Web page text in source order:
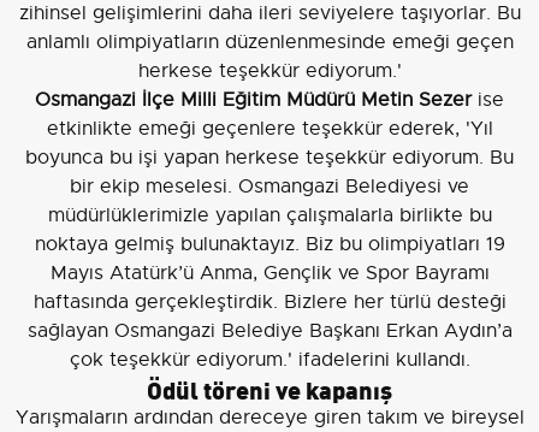
zihinsel gelişimlerini daha ileri seviyelere taşıyorlar. Bu
anlamlı olimpiyatların düzenlenmesinde emeği geçen
herkese teşekkür ediyorum.'
Osmangazi İlçe Milli Eğitim Müdürü Metin Sezerise
etkinlikte emeği geçenlere teşekkür ederek, 'Yıl
boyunca bu işi yapan herkese teşekkür ediyorum. Bu
bir ekip meselesi. Osmangazi Belediyesi ve
müdürlüklerimizle yapılan çalışmalarla birlikte bu
noktaya gelmiş bulunaktayız. Biz bu olimpiyatları 19
Mayıs Atatürk’ü Anma, Gençlik ve Spor Bayramı
haftasında gerçekleştirdik. Bizlere her türlü desteği
sağlayan Osmangazi Belediye Başkanı Erkan Aydın’a
çok teşekkür ediyorum.' ifadelerini kullandı.
Ödül töreni ve kapanış
Yarışmaların ardından dereceye giren takım ve bireysel